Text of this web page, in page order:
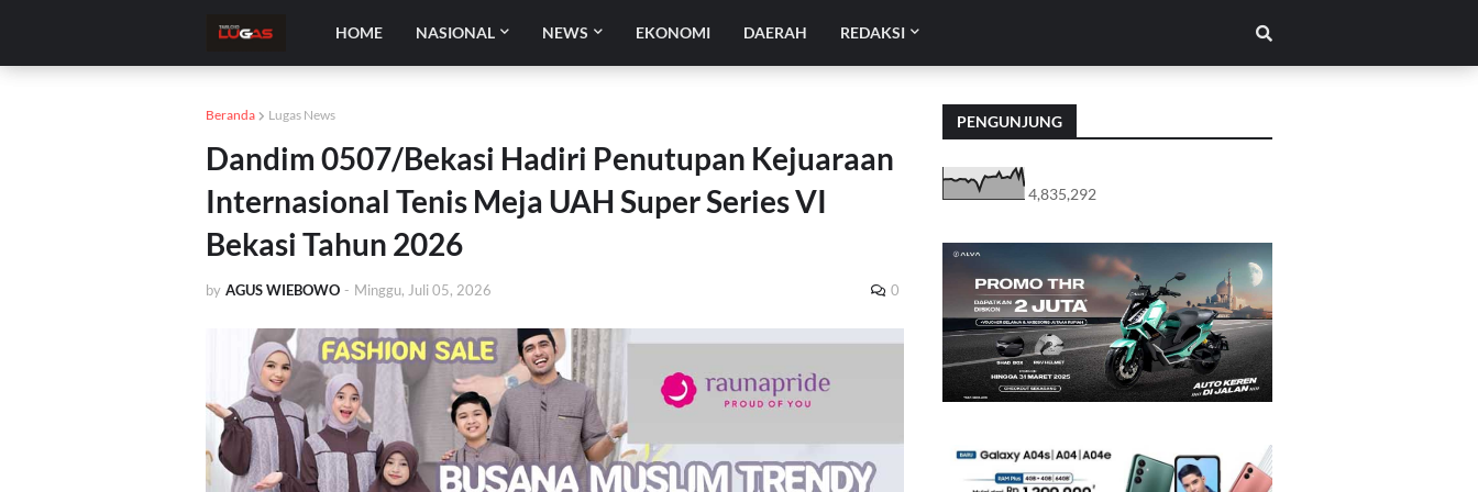
HOME NASIONAL NEWS EKONOMI DAERAH REDAKSI
Beranda Lugas News
Dandim 0507/Bekasi Hadiri Penutupan Kejuaraan
Internasional Tenis Meja UAH Super Series VI
Bekasi Tahun 2026
by AGUS WIEBOWO - Minggu, Juli 05, 2026 0
PENGUNJUNG
4,835,292